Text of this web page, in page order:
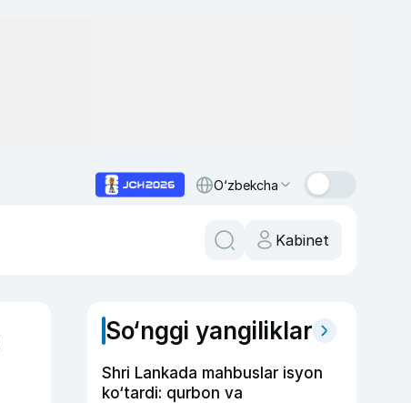
O‘zbekcha
Kabinet
So‘nggi yangiliklar
Shri Lankada mahbuslar isyon
ko‘tardi: qurbon va